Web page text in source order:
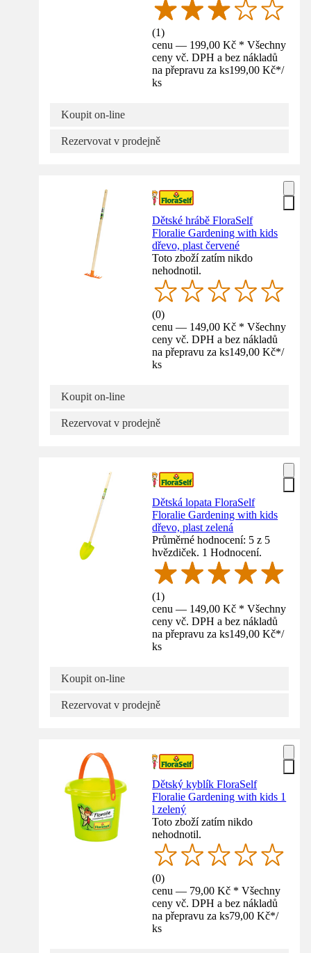
(1)
cenu — 199,00 Kč * Všechny
ceny vč. DPH a bez nákladů
na přepravu za ks199,00 Kč*/
ks
Koupit on-line
Rezervovat v prodejně
Dětské hrábě FloraSelf
Floralie Gardening with kids
dřevo, plast červené
Toto zboží zatím nikdo
nehodnotil.
(0)
cenu — 149,00 Kč * Všechny
ceny vč. DPH a bez nákladů
na přepravu za ks149,00 Kč*/
ks
Koupit on-line
Rezervovat v prodejně
Dětská lopata FloraSelf
Floralie Gardening with kids
dřevo, plast zelená
Průměrné hodnocení: 5 z 5
hvězdiček. 1 Hodnocení.
(1)
cenu — 149,00 Kč * Všechny
ceny vč. DPH a bez nákladů
na přepravu za ks149,00 Kč*/
ks
Koupit on-line
Rezervovat v prodejně
Dětský kyblík FloraSelf
Floralie Gardening with kids 1
l zelený
Toto zboží zatím nikdo
nehodnotil.
(0)
cenu — 79,00 Kč * Všechny
ceny vč. DPH a bez nákladů
na přepravu za ks79,00 Kč*/
ks